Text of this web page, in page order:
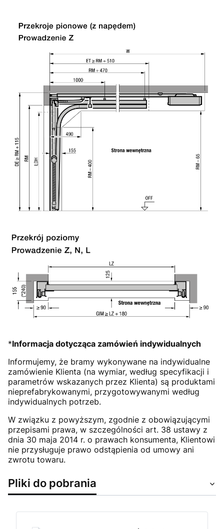
*Informacja dotycząca zamówień indywidualnych
Informujemy, że bramy wykonywane na indywidualne
zamówienie Klienta (na wymiar, według specyfikacji i
parametrów wskazanych przez Klienta) są produktami
nieprefabrykowanymi, przygotowywanymi według
indywidualnych potrzeb.
W związku z powyższym, zgodnie z obowiązującymi
przepisami prawa, w szczególności art. 38 ustawy z
dnia 30 maja 2014 r. o prawach konsumenta, Klientowi
nie przysługuje prawo odstąpienia od umowy ani
zwrotu towaru.
Pliki do pobrania